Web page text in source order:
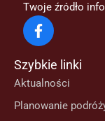
Twoje źródło
Szybkie linki
Aktualności
Planowanie